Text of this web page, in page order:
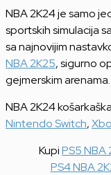
NBA 2K24 je samo
sportskih simulacija
sa najnovijim
NBA 2K25, sigurno
gejmerskim arenama.
NBA 2K24
Nintendo Switch,
KupiPS5 NBA
PS4 NBA